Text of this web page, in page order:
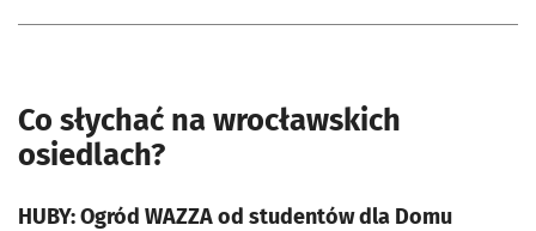
Co słychać na wrocławskich
osiedlach?
HUBY: Ogród WAZZA od studentów dla Domu